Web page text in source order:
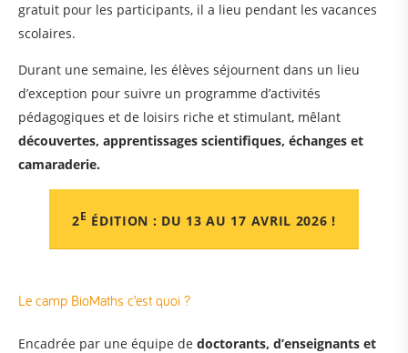
gratuit pour les participants, il a lieu pendant les vacances
scolaires.
Durant une semaine, les élèves séjournent dans un lieu
d’exception pour suivre un programme d’activités
pédagogiques et de loisirs riche et stimulant, mêlant
découvertes, apprentissages scientifiques, échanges et
camaraderie.
2E ÉDITION : DU 13 AU 17 AVRIL 2026 !
Le camp BioMaths c’est quoi ?
Encadrée par une équipe de doctorants, d’enseignants et